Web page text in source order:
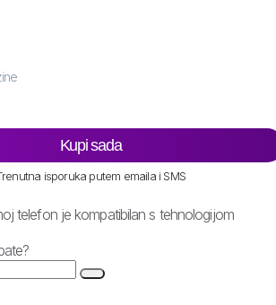
Kupi sada
isporuka putem emaila i SMS
telefon je kompatibilan s tehnologijom